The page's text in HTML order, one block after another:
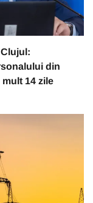
din
14 zile